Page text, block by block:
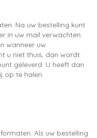
Na uw bestelling kunt
in uw mail verwachten.
wanneer uw
u niet thuis, dan wordt
geleverd. U heeft dan
op te halen.
Als uw bestelling